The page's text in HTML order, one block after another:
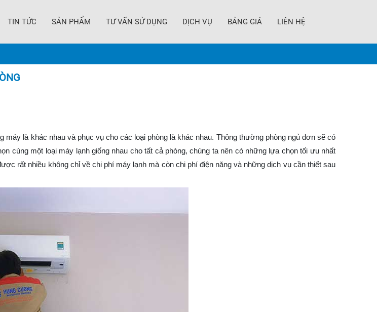
TIN TỨC SẢN PHẨM TƯ VẤN SỬ DỤNG DỊCH VỤ BẢNG GIÁ LIÊN HỆ
là khác nhau và phục vụ cho các loại phòng là khác nhau. Thông thường phòng ngủ đơn sẽ có
cùng một loại máy lạnh giống nhau cho tất cả phòng, chúng ta nên có những lựa chọn tối ưu nhất
rất nhiều không chỉ về chi phí máy lạnh mà còn chi phí điện năng và những dịch vụ cần thiết sau